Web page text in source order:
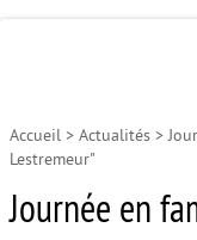
Accueil > Actualités >
Lestremeur"
Journée en